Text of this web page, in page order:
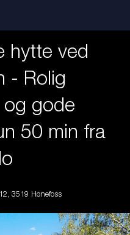
hytte ved
- Rolig
og gode
50 min fra
3519 Hønefoss